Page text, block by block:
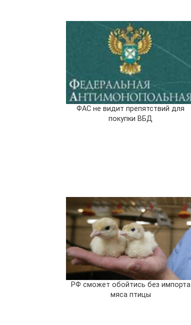
ФАС не видит препятствий для
покупки ВБД
РФ сможет обойтись без импорта
мяса птицы